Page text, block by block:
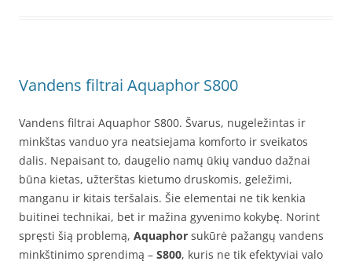
Vandens filtrai Aquaphor S800
Vandens filtrai Aquaphor S800. Švarus, nugeležintas ir
minkštas vanduo yra neatsiejama komforto ir sveikatos
dalis. Nepaisant to, daugelio namų ūkių vanduo dažnai
būna kietas, užterštas kietumo druskomis, geležimi,
manganu ir kitais teršalais. Šie elementai ne tik kenkia
buitinei technikai, bet ir mažina gyvenimo kokybę. Norint
spręsti šią problemą, Aquaphor sukūrė pažangų vandens
minkštinimo sprendimą – S800, kuris ne tik efektyviai valo